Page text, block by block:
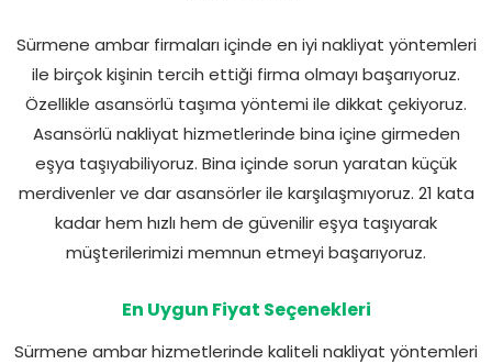
Sürmene ambar firmaları içinde en iyi nakliyat yöntemleri
ile birçok kişinin tercih ettiği firma olmayı başarıyoruz.
Özellikle asansörlü taşıma yöntemi ile dikkat çekiyoruz.
Asansörlü nakliyat hizmetlerinde bina içine girmeden
eşya taşıyabiliyoruz. Bina içinde sorun yaratan küçük
merdivenler ve dar asansörler ile karşılaşmıyoruz. 21 kata
kadar hem hızlı hem de güvenilir eşya taşıyarak
müşterilerimizi memnun etmeyi başarıyoruz.
En Uygun Fiyat Seçenekleri
Sürmene ambar hizmetlerinde kaliteli nakliyat yöntemleri